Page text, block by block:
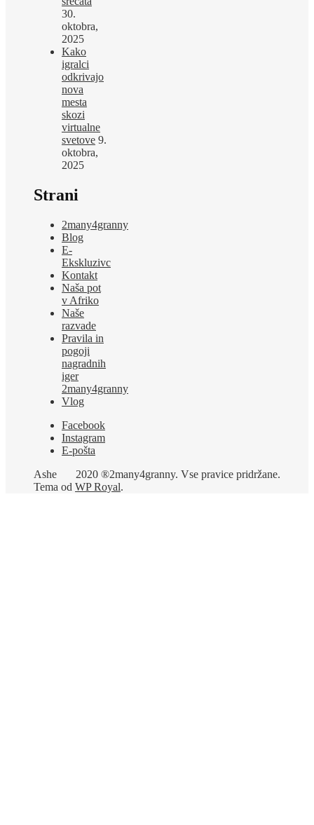
30.
oktobra,
2025
Kako
igralci
odkrivajo
nova
mesta
skozi
virtualne
svetove 9.
oktobra,
2025
Strani
2many4granny
Blog
E-
Ekskluzivc
Kontakt
Naša pot
v Afriko
Naše
razvade
Pravila in
pogoji
nagradnih
iger
2many4granny
Vlog
Facebook
Instagram
E-pošta
2020 ®2many4granny. Vse pravice pridržane.
Ashe
Tema od WP Royal.